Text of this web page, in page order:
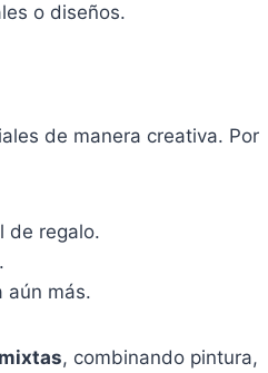
o diseños.
de manera creativa. Por
de regalo.
aún más.
, combinando pintura,